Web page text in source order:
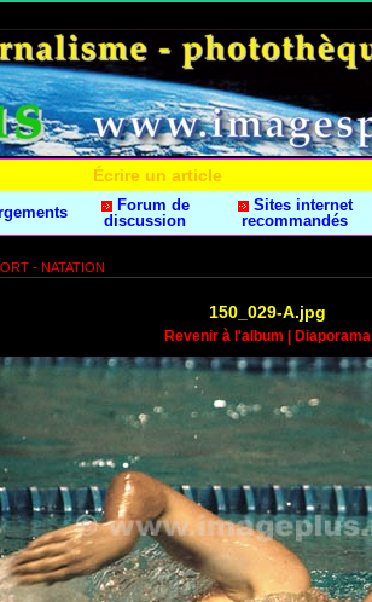
Écrire un article
Forum de
discussion
Sites internet
recommandés
- NATATION
150_029-A.jpg
Revenir à l'album Diaporama